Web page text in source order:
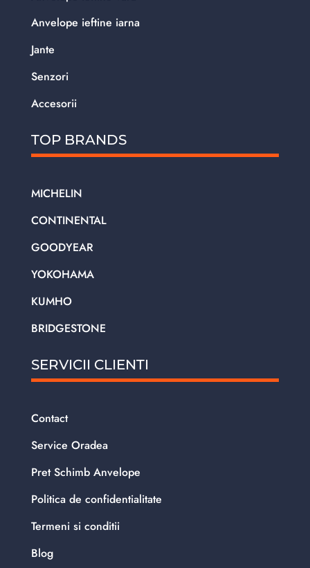
Anvelope ieftine iarna
Jante
Senzori
Accesorii
TOP BRANDS
MICHELIN
CONTINENTAL
GOODYEAR
YOKOHAMA
KUMHO
BRIDGESTONE
SERVICII CLIENTI
Contact
Service Oradea
Pret Schimb Anvelope
Politica de confidentialitate
Termeni si conditii
Blog